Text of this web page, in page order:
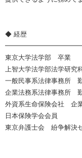
◆ 経歴
東京大学法学部 卒業
上智大学法学部法学研
一般民事系法律事務所
企業法務系法律事務所
外資系生命保険会社 企
日本保険学会会員
東京弁護士会 紛争解決